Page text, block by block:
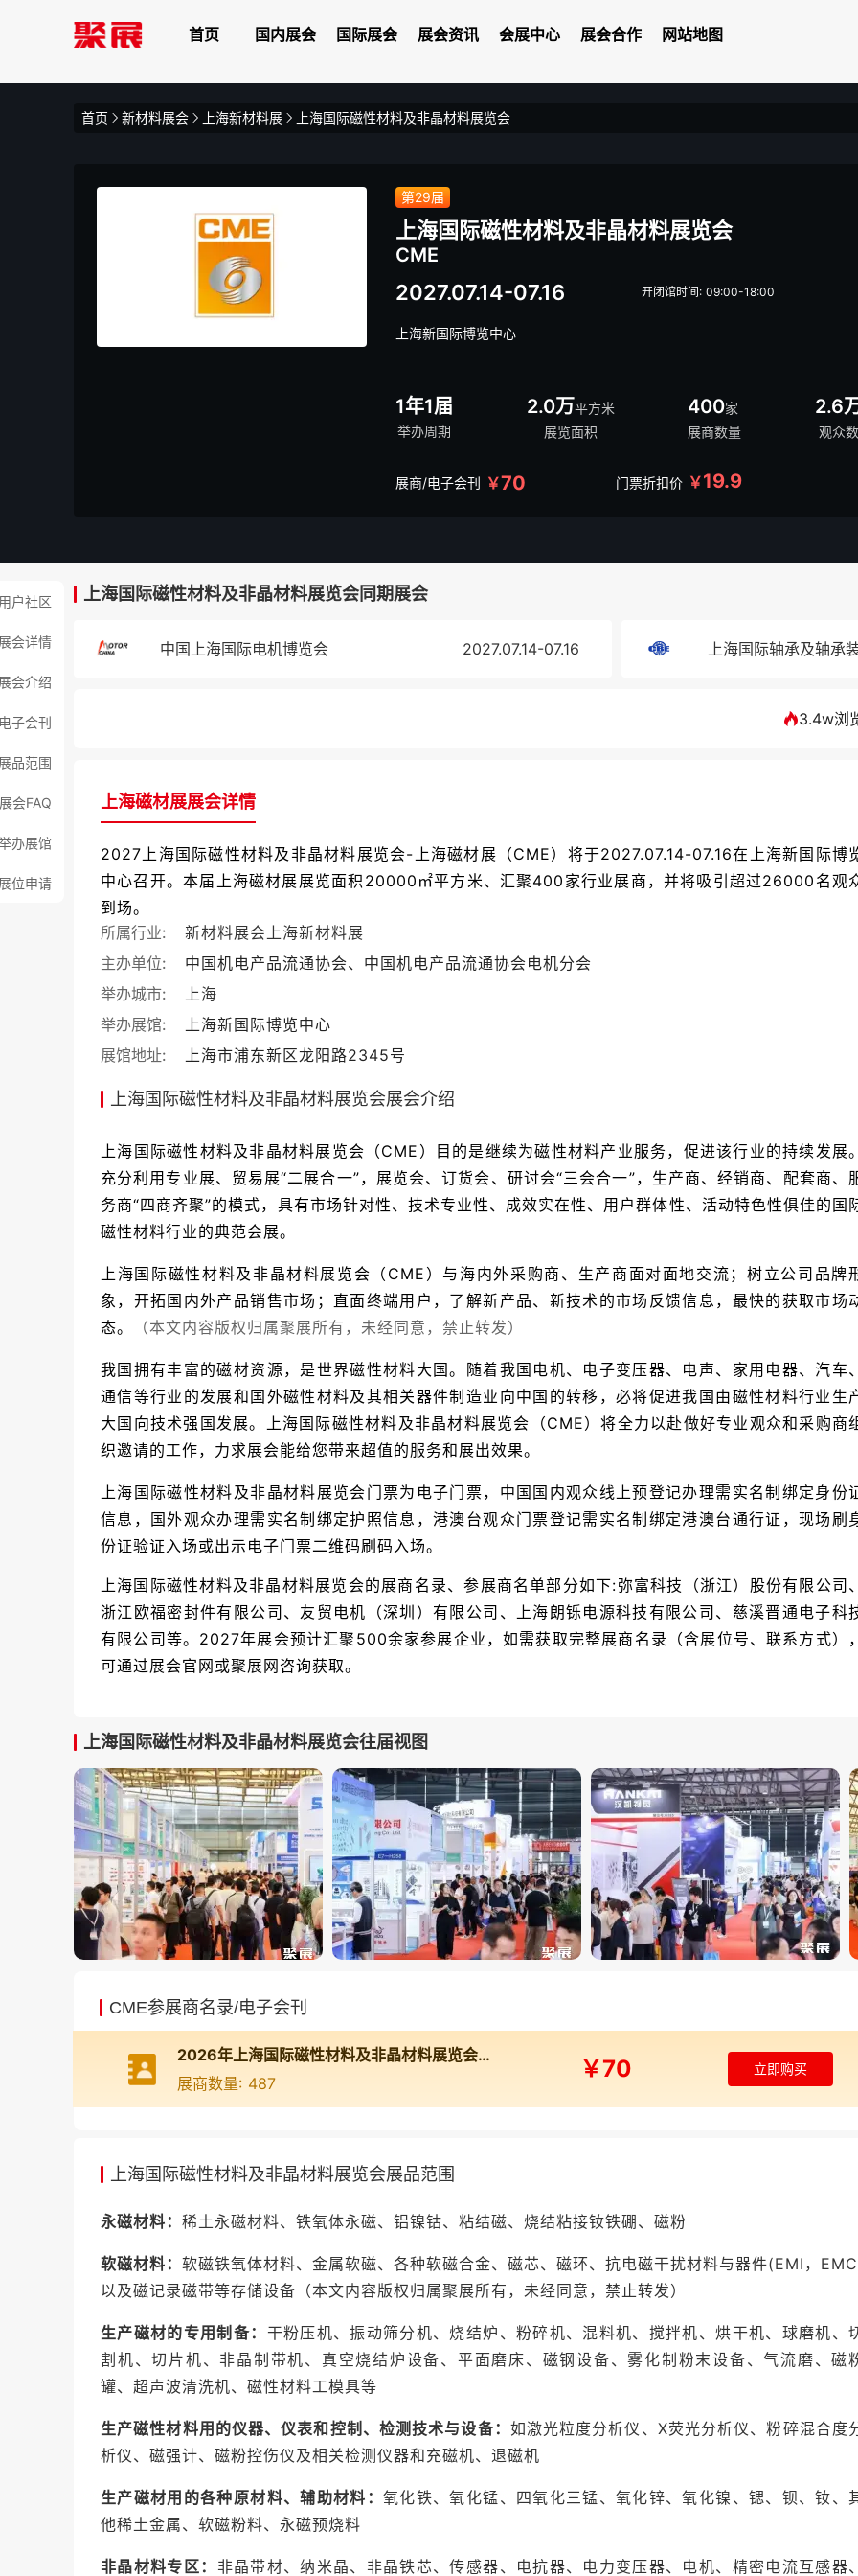
首页 国内展会 国际展会 展会资讯 会展中心 展会合作 网站地图
首页 新材料展会 上海新材料展 上海国际磁性材料及非晶材料展览会
第29届
上海国际磁性材料及非晶材料展览会
CME
2027.07.14-07.16 开闭馆时间: 09:00-18:00
上海新国际博览中心
1年1届
举办周期
2.0万平方米
展览面积
400家
展商数量
2.6
观众
展商/电子会刊 ￥70 门票折扣价 ￥19.9
户社区
会详情
会介绍
子会刊
品范围
会FAQ
办展馆
位申请
上海国际磁性材料及非晶材料展览会同期展会
中国上海国际电机博览会 2027.07.14-07.16 上海国际轴承及轴承
3.4w浏
上海磁材展展会详情
2027上海国际磁性材料及非晶材料展览会-上海磁材展（CME）将于2027.07.14-07.16在上海新国际博
中心召开。本届上海磁材展展览面积20000㎡平方米、汇聚400家行业展商，并将吸引超过26000名观
到场。
所属行业:
新材料展会上海新材料展
主办单位:
中国机电产品流通协会、中国机电产品流通协会电机分会
举办城市:
上海
举办展馆:
上海新国际博览中心
展馆地址:
上海市浦东新区龙阳路2345号
上海国际磁性材料及非晶材料展览会展会介绍
上海国际磁性材料及非晶材料展览会（CME）目的是继续为磁性材料产业服务，促进该行业的持续发展。
充分利用专业展、贸易展“二展合一”，展览会、订货会、研讨会“三会合一”，生产商、经销商、配套商、
务商“四商齐聚”的模式，具有市场针对性、技术专业性、成效实在性、用户群体性、活动特色性俱佳的国
磁性材料行业的典范会展。
上海国际磁性材料及非晶材料展览会（CME）与海内外采购商、生产商面对面地交流；树立公司品牌
象，开拓国内外产品销售市场；直面终端用户，了解新产品、新技术的市场反馈信息，最快的获取市场
态。
（本文内容版权归属聚展所有，未经同意，禁止转发）
我国拥有丰富的磁材资源，是世界磁性材料大国。随着我国电机、电子变压器、电声、家用电器、汽车、
通信等行业的发展和国外磁性材料及其相关器件制造业向中国的转移，必将促进我国由磁性材料行业生
大国向技术强国发展。 上海国际磁性材料及非晶材料展览会（CME）将全力以赴做好专业观众和采购商
织邀请的工作，力求展会能给您带来超值的服务和展出效果。
上海国际磁性材料及非晶材料展览会门票为电子门票，中国国内观众线上预登记办理需实名制绑定身份
信息，国外观众办理需实名制绑定护照信息，港澳台观众门票登记需实名制绑定港澳台通行证，现场刷
份证验证入场或出示电子门票二维码刷码入场。
上海国际磁性材料及非晶材料展览会的展商名录、参展商名单部分如下:弥富科技（浙江）股份有限公司、
浙江欧福密封件有限公司、友贸电机（深圳）有限公司、上海朗铄电源科技有限公司、慈溪晋通电子科
有限公司等。2027年展会预计汇聚500余家参展企业，如需获取完整展商名录（含展位号、联系方式），
可通过展会官网或聚展网咨询获取。
上海国际磁性材料及非晶材料展览会往届视图
CME参展商名录/电子会刊
2026年上海国际磁性材料及非晶材料展览会在线展商名录（包含同期展）
展商数量: 487
￥70 立即购买
上海国际磁性材料及非晶材料展览会展品范围
永磁材料： 稀土永磁材料、铁氧体永磁、铝镍钴、粘结磁、烧结粘接钕铁硼、磁粉
软磁材料： 软磁铁氧体材料、金属软磁、各种软磁合金、磁芯、磁环、抗电磁干扰材料与器件(EMI，
以及磁记录磁带等存储设备 （本文内容版权归属聚展所有，未经同意，禁止转发）
生产磁材的专用制备： 干粉压机、振动筛分机、烧结炉、粉碎机、混料机、搅拌机、烘干机、球磨机、
割机、切片机、非晶制带机、真空烧结炉设备、平面磨床、磁钢设备、雾化制粉末设备、气流磨、磁
罐、超声波清洗机、磁性材料工模具等
生产磁性材料用的仪器、仪表和控制、检测技术与设备： 如激光粒度分析仪、X荧光分析仪、粉碎混合度
析仪、磁强计、磁粉控伤仪及相关检测仪器和充磁机、退磁机
生产磁材用的各种原材料、辅助材料：氧化铁、氧化锰、四氧化三锰、氧化锌、氧化镍、锶、钡、钕、
他稀土金属、软磁粉料、永磁预烧料
非晶材料专区： 非晶带材、纳米晶、非晶铁芯、传感器、电抗器、电力变压器、电机、精密电流互感器、